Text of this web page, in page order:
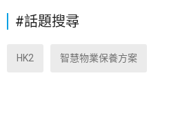
#話題搜尋
HK2 智慧物業保養方案